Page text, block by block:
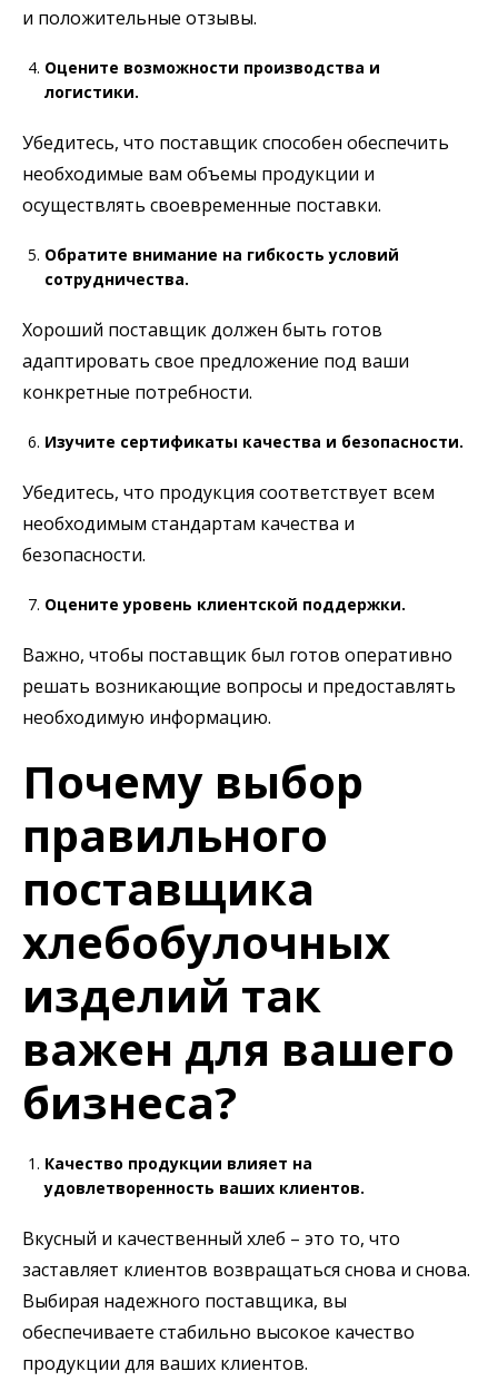
и положительные отзывы.
Оцените возможности производства и
логистики.
Убедитесь, что поставщик способен обеспечить
необходимые вам объемы продукции и
осуществлять своевременные поставки.
Обратите внимание на гибкость условий
сотрудничества.
Хороший поставщик должен быть готов
адаптировать свое предложение под ваши
конкретные потребности.
Изучите сертификаты качества и безопасности.
Убедитесь, что продукция соответствует всем
необходимым стандартам качества и
безопасности.
Оцените уровень клиентской поддержки.
Важно, чтобы поставщик был готов оперативно
решать возникающие вопросы и предоставлять
необходимую информацию.
Почему выбор
правильного
поставщика
хлебобулочных
изделий так
важен для вашего
бизнеса?
Качество продукции влияет на
удовлетворенность ваших клиентов.
Вкусный и качественный хлеб – это то, что
заставляет клиентов возвращаться снова и снова.
Выбирая надежного поставщика, вы
обеспечиваете стабильно высокое качество
продукции для ваших клиентов.